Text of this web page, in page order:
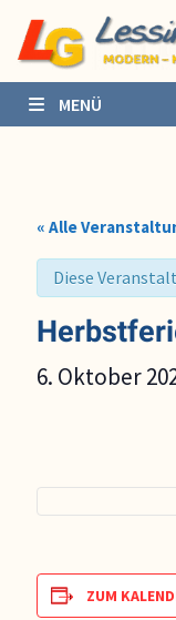
zum
Inhalt
MENÜ
« Alle
Diese
6. Oktober
ZUM